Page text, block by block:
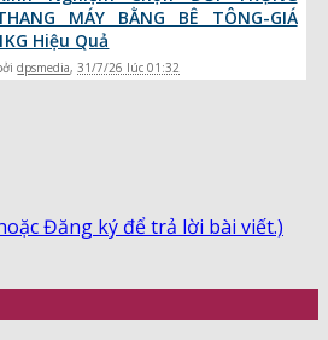
MÁY BẰNG BÊ TÔNG-GIÁ
Hiệu Quả
dpsmedia,31/7/26 lúc 01:32
Đăng ký để trả lời bài viết.)